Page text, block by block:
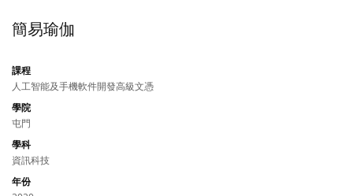
簡易瑜伽
課程
人工智能及手機軟件開發高級文憑
學院
屯門
學科
資訊科技
年份